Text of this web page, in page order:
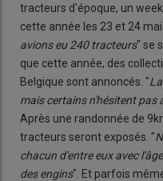
tracteurs d'époque, un
cette année les 23 et 24
avions eu 240 tracteurs" se
que cette année, des
Belgique sont annoncés. "
mais certains n'hésitent pas
Après une randonnée de
tracteurs seront exposés. "
chacun d'entre eux avec
des engins". Et parfois